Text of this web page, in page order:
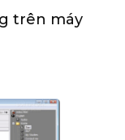
trên máy